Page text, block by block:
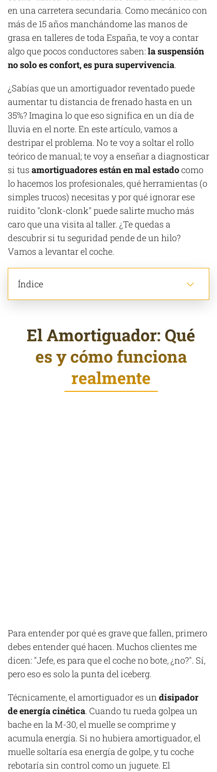
en una carretera secundaria. Como mecánico con
más de 15 años manchándome las manos de
grasa en talleres de toda España, te voy a contar
algo que pocos conductores saben:la suspensión
no solo es confort, es pura supervivencia.
¿Sabías que un amortiguador reventado puede
aumentar tu distancia de frenado hasta en un
35%? Imagina lo que eso significa en un día de
lluvia en el norte. En este artículo, vamos a
destripar el problema. No te voy a soltar el rollo
teórico de manual; te voy a enseñar a diagnosticar
si tus amortiguadores están en mal estadocomo
lo hacemos los profesionales, qué herramientas (o
simples trucos) necesitas y por qué ignorar ese
ruidito "clonk-clonk" puede salirte mucho más
caro que una visita al taller. ¿Te quedas a
descubrir si tu seguridad pende de un hilo?
Vamos a levantar el coche.
Índice
El Amortiguador: Qué
es y cómo funciona
realmente
Para entender por qué es grave que fallen, primero
debes entender qué hacen. Muchos clientes me
dicen: "Jefe, es para que el coche no bote, ¿no?". Sí,
pero eso es solo la punta del iceberg.
Técnicamente, el amortiguador es un disipador
de energía cinética. Cuando tu rueda golpea un
bache en la M-30, el muelle se comprime y
acumula energía. Si no hubiera amortiguador, el
muelle soltaría esa energía de golpe, y tu coche
rebotaría sin control como un juguete. El